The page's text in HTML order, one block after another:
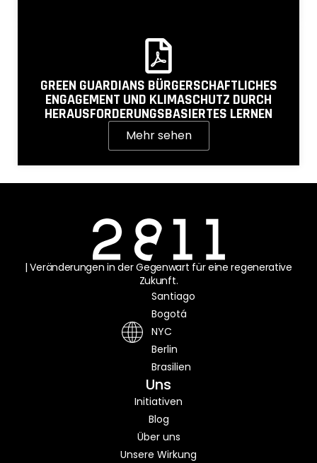
GREEN GUARDIANS BÜRGERSCHAFTLICHES
ENGAGEMENT UND KLIMASCHUTZ DURCH
HERAUSFORDERUNGSBASIERTES LERNEN
Mehr sehen
| Veränderungen in der Gegenwart für eine regenerative
Zukunft.
Santiago
Bogotá
NYC
Berlin
Brasilien
Uns
Initiativen
Blog
Über uns
Unsere Wirkung